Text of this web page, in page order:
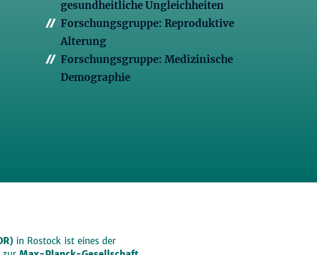
gesundheitliche Ungleichheiten
Forschungsgruppe: Reproduktive
Alterung
Forschungsgruppe: Medizinische
Demographie
in Rostock ist eines der